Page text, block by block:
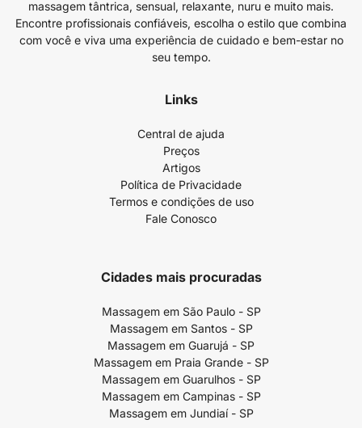
massagem tântrica, sensual, relaxante, nuru e muito mais.
Encontre profissionais confiáveis, escolha o estilo que combina
com você e viva uma experiência de cuidado e bem-estar no
seu tempo.
Links
Central de ajuda
Preços
Artigos
Política de Privacidade
Termos e condições de uso
Fale Conosco
Cidades mais procuradas
Massagem em São Paulo - SP
Massagem em Santos - SP
Massagem em Guarujá - SP
Massagem em Praia Grande - SP
Massagem em Guarulhos - SP
Massagem em Campinas - SP
Massagem em Jundiaí - SP